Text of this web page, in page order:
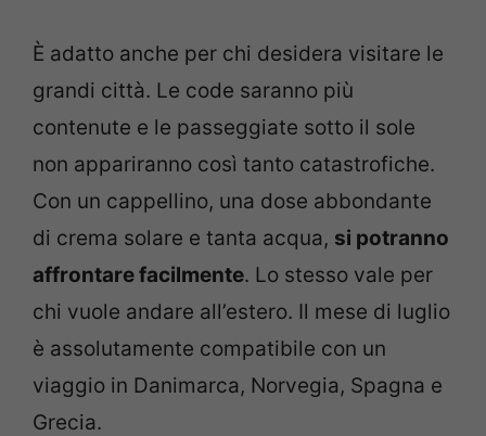
È adatto anche per chi desidera visitare le
grandi città. Le code saranno più
contenute e le passeggiate sotto il sole
non appariranno così tanto catastrofiche.
Con un cappellino, una dose abbondante
di crema solare e tanta acqua, si potranno
affrontare facilmente. Lo stesso vale per
chi vuole andare all’estero. Il mese di luglio
è assolutamente compatibile con un
viaggio in Danimarca, Norvegia, Spagna e
Grecia.